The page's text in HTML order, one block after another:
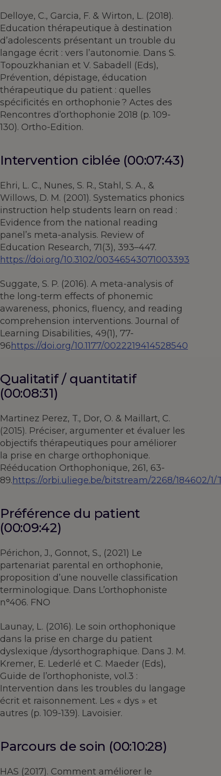
Delloye, C., Garcia, F. & Wirton, L. (2018).
Education thérapeutique à destination
d’adolescents présentant un trouble du
langage écrit : vers l’autonomie. Dans S.
Topouzkhanian et V. Sabadell (Eds),
Prévention, dépistage, éducation
thérapeutique du patient : quelles
spécificités en orthophonie ? Actes des
Rencontres d’orthophonie 2018 (p. 109-
130). Ortho-Edition.
Intervention ciblée (00:07:43)
Ehri, L. C., Nunes, S. R., Stahl, S. A., &
Willows, D. M. (2001). Systematics phonics
instruction help students learn on read :
Evidence from the national reading
panel’s meta-analysis. Review of
Education Research, 71(3), 393–447.
https://doi.org/10.3102/00346543071003393
Suggate, S. P. (2016). A meta-analysis of
the long-term effects of phonemic
awareness, phonics, fluency, and reading
comprehension interventions. Journal of
Learning Disabilities, 49(1), 77-
96https://doi.org/10.1177/0022219414528540
Qualitatif / quantitatif
(00:08:31)
Martinez Perez, T., Dor, O. & Maillart, C.
(2015). Préciser, argumenter et évaluer les
objectifs thérapeutiques pour améliorer
la prise en charge orthophonique.
Rééducation Orthophonique, 261, 63-
89.https://orbi.uliege.be/bitstream/2268/184602/1/
Préférence du patient
(00:09:42)
Périchon, J., Gonnot, S., (2021) Le
partenariat parental en orthophonie,
proposition d’une nouvelle classification
terminologique. Dans L’orthophoniste
n°406. FNO
Launay, L. (2016). Le soin orthophonique
dans la prise en charge du patient
dyslexique /dysorthographique. Dans J. M.
Kremer, E. Lederlé et C. Maeder (Eds),
Guide de l’orthophoniste, vol.3 :
Intervention dans les troubles du langage
écrit et raisonnement. Les « dys » et
autres (p. 109-139). Lavoisier.
Parcours de soin (00:10:28)
HAS (2017). Comment améliorer le